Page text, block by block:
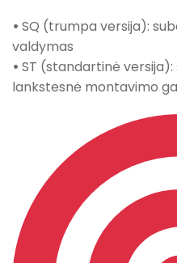
• SQ (trumpa versija):
valdymas
• ST (standartinė
lankstesnė montavimo